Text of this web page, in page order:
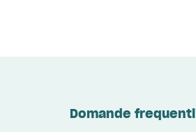
Domande frequenti